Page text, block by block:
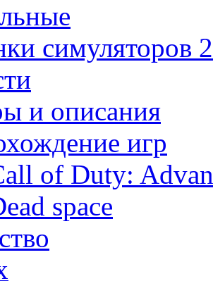
симуляторов
и описания
игр
of Duty:
space